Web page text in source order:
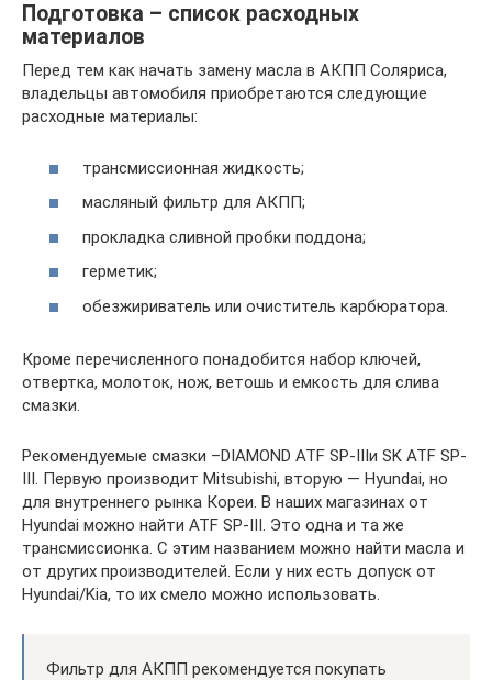
Подготовка – список расходных
материалов
Перед тем как начать замену масла в АКПП Соляриса,
владельцы автомобиля приобретаются следующие
расходные материалы:
трансмиссионная жидкость;
масляный фильтр для АКПП;
прокладка сливной пробки поддона;
герметик;
обезжириватель или очиститель карбюратора.
Кроме перечисленного понадобится набор ключей,
отвертка, молоток, нож, ветошь и емкость для слива
смазки.
Рекомендуемые смазки –DIAMOND ATF SP-IIIи SK ATF SP-
III. Первую производит Mitsubishi, вторую — Hyundai, но
для внутреннего рынка Кореи. В наших магазинах от
Hyundai можно найти ATF SP-III. Это одна и та же
трансмиссионка. С этим названием можно найти масла и
от других производителей. Если у них есть допуск от
Hyundai/Kia, то их смело можно использовать.
Фильтр для АКПП рекомендуется покупать